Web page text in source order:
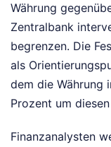
Währung
Zentralbank
begrenzen. Die
als
dem die Währung
Prozent um
Finanzanalysten